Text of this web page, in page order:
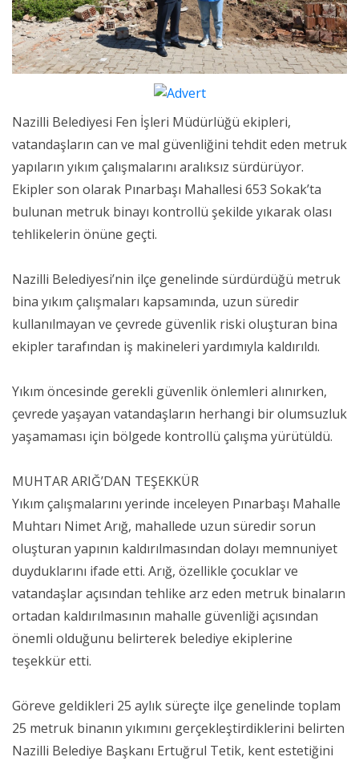
Nazilli Belediyesi Fen İşleri Müdürlüğü ekipleri,
vatandaşların can ve mal güvenliğini tehdit eden metruk
yapıların yıkım çalışmalarını aralıksız sürdürüyor.
Ekipler son olarak Pınarbaşı Mahallesi 653 Sokak’ta
bulunan metruk binayı kontrollü şekilde yıkarak olası
tehlikelerin önüne geçti.
Nazilli Belediyesi’nin ilçe genelinde sürdürdüğü metruk
bina yıkım çalışmaları kapsamında, uzun süredir
kullanılmayan ve çevrede güvenlik riski oluşturan bina
ekipler tarafından iş makineleri yardımıyla kaldırıldı.
Yıkım öncesinde gerekli güvenlik önlemleri alınırken,
çevrede yaşayan vatandaşların herhangi bir olumsuzluk
yaşamaması için bölgede kontrollü çalışma yürütüldü.
MUHTAR ARIĞ’DAN TEŞEKKÜR
Yıkım çalışmalarını yerinde inceleyen Pınarbaşı Mahalle
Muhtarı Nimet Arığ, mahallede uzun süredir sorun
oluşturan yapının kaldırılmasından dolayı memnuniyet
duyduklarını ifade etti. Arığ, özellikle çocuklar ve
vatandaşlar açısından tehlike arz eden metruk binaların
ortadan kaldırılmasının mahalle güvenliği açısından
önemli olduğunu belirterek belediye ekiplerine
teşekkür etti.
Göreve geldikleri 25 aylık süreçte ilçe genelinde toplam
25 metruk binanın yıkımını gerçekleştirdiklerini belirten
Nazilli Belediye Başkanı Ertuğrul Tetik, kent estetiğini